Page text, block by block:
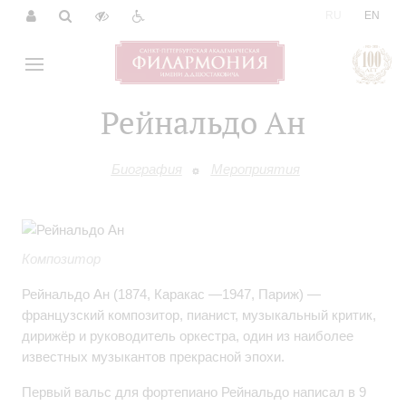
EN
Рейнальдо Ан
Биография Мероприятия
Композитор
Рейнальдо Ан (1874, Каракас —1947, Париж) —
французский композитор, пианист, музыкальный критик,
дирижёр и руководитель оркестра, один из наиболее
известных музыкантов прекрасной эпохи.
Первый вальс для фортепиано Рейнальдо написал в 9